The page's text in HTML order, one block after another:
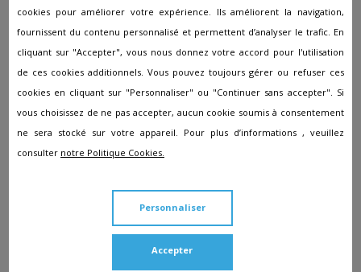
Votre note concernant le rapport qualité / prix
Points positifs
cookies pour améliorer votre expérience. Ils améliorent la navigation,
fournissent du contenu personnalisé et permettent d’analyser le trafic. En
cliquant sur "Accepter", vous nous donnez votre accord pour l'utilisation
de ces cookies additionnels. Vous pouvez toujours gérer ou refuser ces
cookies en cliquant sur "Personnaliser" ou "Continuer sans accepter". Si
vous choisissez de ne pas accepter, aucun cookie soumis à consentement
ne sera stocké sur votre appareil. Pour plus d’informations , veuillez
consulter notre Politique Cookies.
Personnaliser
Accepter